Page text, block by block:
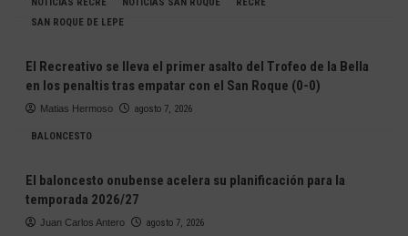
NOTICIAS RECRE NOTICIAS SAN ROQUE
RECRE
SAN ROQUE DE LEPE
El Recreativo se lleva el primer asalto del Trofeo de la Bella
en los penaltis tras empatar con el San Roque (0-0)
Matias Hermoso agosto 7, 2026
BALONCESTO
El baloncesto onubense acelera su planificación para la
temporada 2026/27
Juan Carlos Antero agosto 7, 2026